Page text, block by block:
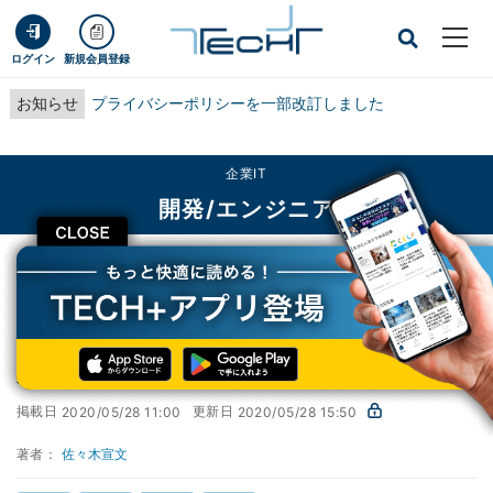
ログイン 新規会員登録
お知らせ プライバシーポリシーを一部改訂しました
CLOSE
企業IT
開発/エンジニア
TECH+ 企業IT 開発/エンジニア 新機能紹介編 - ペインの複製
第21回 1からマスター! Windows Terminal入門
新機能紹介編 - ペインの複製
掲載日 2020/05/28 11:00 更新日 2020/05/28 15:50
著者： 佐々木宣文